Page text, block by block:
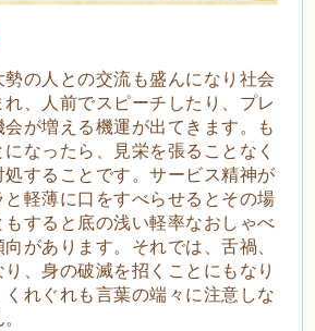
の人との交流も盛んになり社会
、人前でスピーチしたり、プレ
が増える機運が出てきます。も
なったら、見栄を張ることなく
することです。サービス精神が
軽薄に口をすべらせるとその場
すると底の浅い軽率なおしゃべ
があります。それでは、舌禍、
、身の破滅を招くことにもなり
れぐれも言葉の端々に注意しな